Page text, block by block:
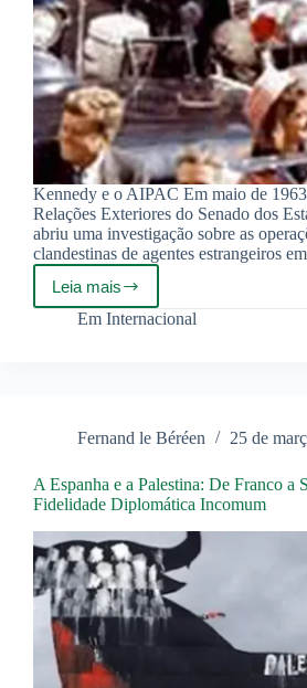
Kennedy e o AIPAC Em maio de
Relações Exteriores do Senado dos
abriu uma investigação sobre as
clandestinas de agentes estrangeiros
Leia maisKennedy,
o
Em Internacional
Fernand le Béréen 25 de
A Espanha e a Palestina: De Franco a
Fidelidade Diplomática Incomum